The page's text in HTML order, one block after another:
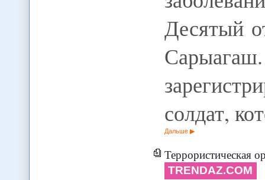
Десятый
солдат,
Дальше
Террористическая
TRENDAZ.COM